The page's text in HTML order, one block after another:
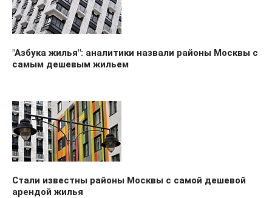
"Азбука жилья": аналитики назвали районы Москвы с
самым дешевым жильем
Стали известны районы Москвы с самой дешевой
арендой жилья